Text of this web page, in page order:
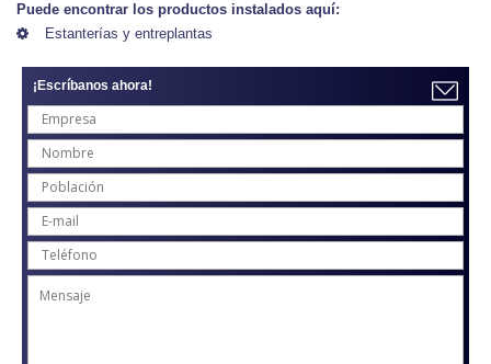
Puede encontrar los productos instalados aquí:
Estanterías y entreplantas
¡Escríbanos ahora!